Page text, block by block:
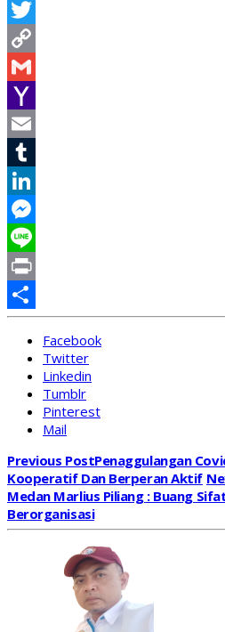
Pinterest
Twitter
Copy
Link
Gmail
Yahoo
Mail
Email
Tumblr
LinkedIn
Messenger
Line
Print
Share
Facebook
Twitter
Linkedin
Tumblr
Pinterest
Mail
Previous PostPenaggulangan
Kooperatif Dan Berperan Aktif
Medan Marlius Piliang : Buang
Berorganisasi